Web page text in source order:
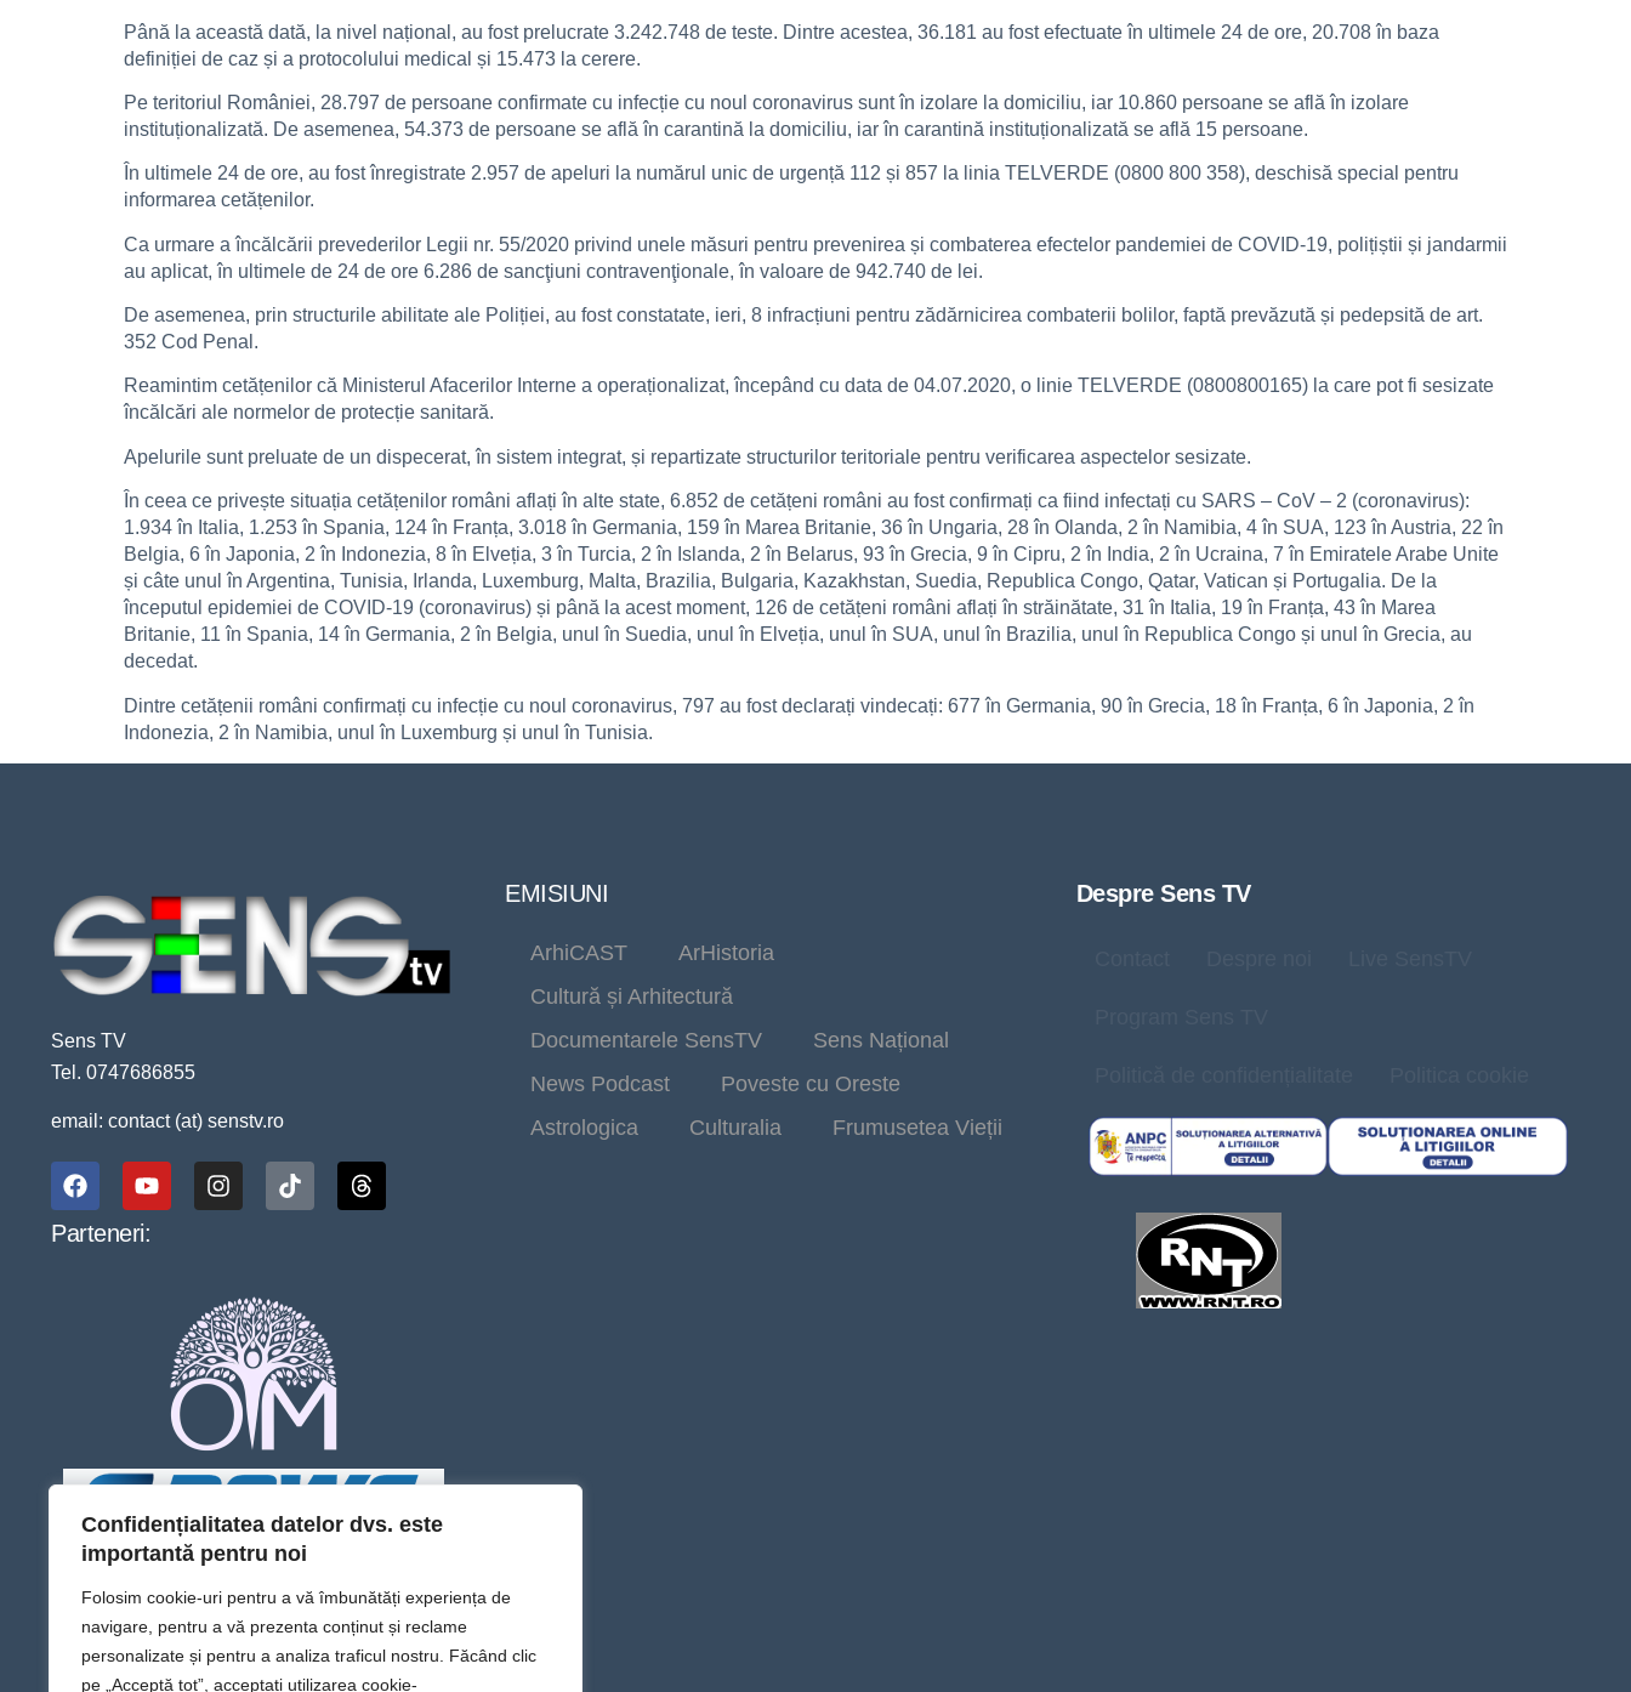
Confidențialitatea datelor dvs. este
importantă pentru noi
Folosim cookie-uri pentru a vă îmbunătăți experiența de
navigare, pentru a vă prezenta conținut și reclame
personalizate și pentru a analiza traficul nostru. Făcând clic
pe „Acceptă tot”, acceptați utilizarea cookie-
Până la această dată, la nivel național, au fost prelucrate 3.242.748 de teste. Dintre acestea, 36.181 au fost efectuate în ultimele 24 de ore, 20.708 în baza
definiției de caz și a protocolului medical și 15.473 la cerere.
Pe teritoriul României, 28.797 de persoane confirmate cu infecție cu noul coronavirus sunt în izolare la domiciliu, iar 10.860 persoane se află în izolare
instituționalizată. De asemenea, 54.373 de persoane se află în carantină la domiciliu, iar în carantină instituționalizată se află 15 persoane.
În ultimele 24 de ore, au fost înregistrate 2.957 de apeluri la numărul unic de urgență 112 și 857 la linia TELVERDE (0800 800 358), deschisă special pentru
informarea cetățenilor.
Ca urmare a încălcării prevederilor Legii nr. 55/2020 privind unele măsuri pentru prevenirea și combaterea efectelor pandemiei de COVID-19, polițiștii și jandarmii
au aplicat, în ultimele de 24 de ore 6.286 de sancţiuni contravenţionale, în valoare de 942.740 de lei.
De asemenea, prin structurile abilitate ale Poliției, au fost constatate, ieri, 8 infracțiuni pentru zădărnicirea combaterii bolilor, faptă prevăzută și pedepsită de art.
352 Cod Penal.
Reamintim cetățenilor că Ministerul Afacerilor Interne a operaționalizat, începând cu data de 04.07.2020, o linie TELVERDE (0800800165) la care pot fi sesizate
încălcări ale normelor de protecție sanitară.
Apelurile sunt preluate de un dispecerat, în sistem integrat, și repartizate structurilor teritoriale pentru verificarea aspectelor sesizate.
În ceea ce privește situația cetățenilor români aflați în alte state, 6.852 de cetățeni români au fost confirmați ca fiind infectați cu SARS – CoV – 2 (coronavirus):
1.934 în Italia, 1.253 în Spania, 124 în Franța, 3.018 în Germania, 159 în Marea Britanie, 36 în Ungaria, 28 în Olanda, 2 în Namibia, 4 în SUA, 123 în Austria, 22 în
Belgia, 6 în Japonia, 2 în Indonezia, 8 în Elveția, 3 în Turcia, 2 în Islanda, 2 în Belarus, 93 în Grecia, 9 în Cipru, 2 în India, 2 în Ucraina, 7 în Emiratele Arabe Unite
și câte unul în Argentina, Tunisia, Irlanda, Luxemburg, Malta, Brazilia, Bulgaria, Kazakhstan, Suedia, Republica Congo, Qatar, Vatican și Portugalia. De la
începutul epidemiei de COVID-19 (coronavirus) și până la acest moment, 126 de cetățeni români aflați în străinătate, 31 în Italia, 19 în Franța, 43 în Marea
Britanie, 11 în Spania, 14 în Germania, 2 în Belgia, unul în Suedia, unul în Elveția, unul în SUA, unul în Brazilia, unul în Republica Congo și unul în Grecia, au
decedat.
Dintre cetățenii români confirmați cu infecție cu noul coronavirus, 797 au fost declarați vindecați: 677 în Germania, 90 în Grecia, 18 în Franța, 6 în Japonia, 2 în
Indonezia, 2 în Namibia, unul în Luxemburg și unul în Tunisia.
Sens TV
Tel. 0747686855
email: contact (at) senstv.ro
Parteneri:
EMISIUNI
ArhiCAST
ArHistoria
Cultură și Arhitectură
Documentarele SensTV
Sens Național
News Podcast
Poveste cu Oreste
Astrologica
Culturalia Frumusetea Vieții
Despre Sens TV